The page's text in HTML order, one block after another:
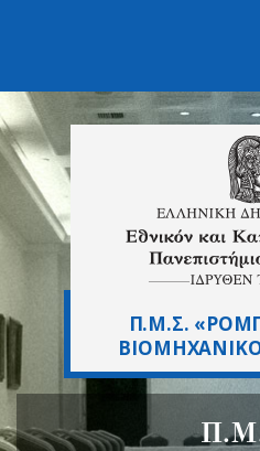
Π.Μ.Σ.